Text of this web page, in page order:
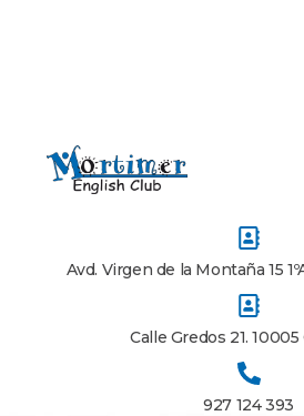
Avd. Virgen de la Montaña 15
Calle Gredos 21. 10005
927 124 393